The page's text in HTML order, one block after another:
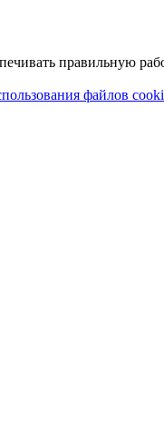
правильную
файлов